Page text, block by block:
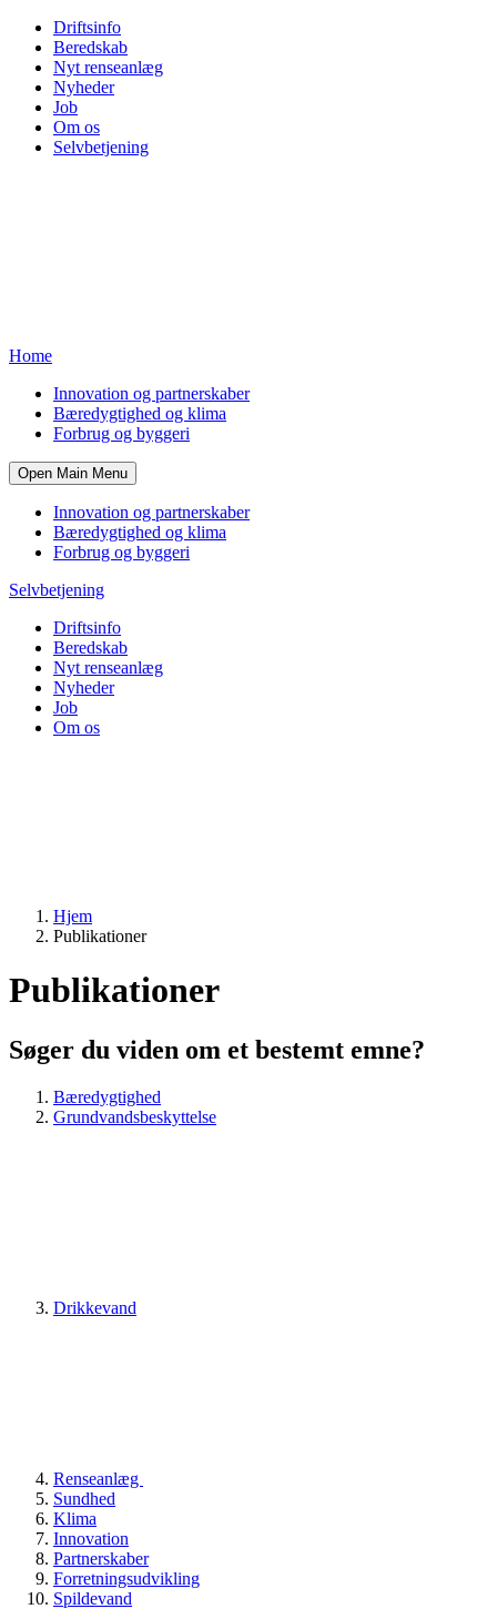
Driftsinfo
Beredskab
Nyt renseanlæg
Nyheder
Job
Om os
Selvbetjening
Home
Innovation og partnerskaber
Bæredygtighed og klima
Forbrug og byggeri
Open Main Menu
Innovation og partnerskaber
Bæredygtighed og klima
Forbrug og byggeri
Selvbetjening
Driftsinfo
Beredskab
Nyt renseanlæg
Nyheder
Job
Om os
Hjem
Publikationer
Publikationer
Søger du viden om et bestemt emne?
Bæredygtighed
Grundvandsbeskyttelse
Drikkevand
Renseanlæg
Sundhed
Klima
Innovation
Partnerskaber
Forretningsudvikling
Spildevand